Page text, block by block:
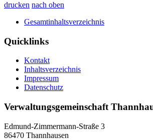
drucken nach oben
Gesamtinhaltsverzeichnis
Quicklinks
Kontakt
Inhaltsverzeichnis
Impressum
Datenschutz
Verwaltungsgemeinschaft
Edmund-Zimmermann-Straße 3
86470 Thannhausen